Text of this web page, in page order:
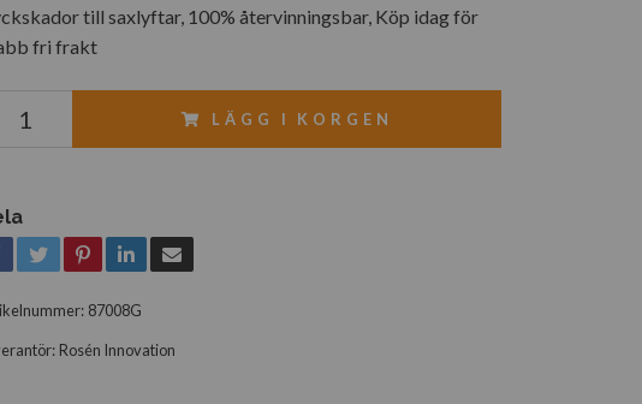
till saxlyftar, 100% återvinningsbar, Köp idag för
fri frakt
LÄGG I KORGEN
87008G
Rosén Innovation